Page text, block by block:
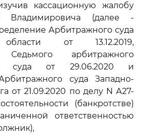
кассационную жалобу
Владимировича (далее -
Арбитражного суда
от 13.12.2019,
Седьмого арбитражного
суда от 29.06.2020 и
суда Западно-
от 21.09.2020 по делу N А27-
(банкротстве)
ответственностью